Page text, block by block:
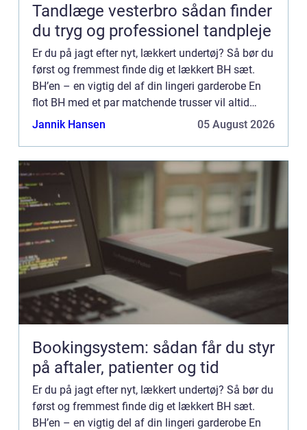
Tandlæge vesterbro sådan finder
du tryg og professionel tandpleje
Er du på jagt efter nyt, lækkert undertøj? Så bør du
først og fremmest finde dig et lækkert BH sæt.
BH’en – en vigtig del af din lingeri garderobe En
flot BH med et par matchende trusser vil altid
udgøre den mest grundlæggende del af en smuk
Jannik Hansen 05 August 2026
Bookingsystem: sådan får du styr
på aftaler, patienter og tid
Er du på jagt efter nyt, lækkert undertøj? Så bør du
først og fremmest finde dig et lækkert BH sæt.
BH’en – en vigtig del af din lingeri garderobe En